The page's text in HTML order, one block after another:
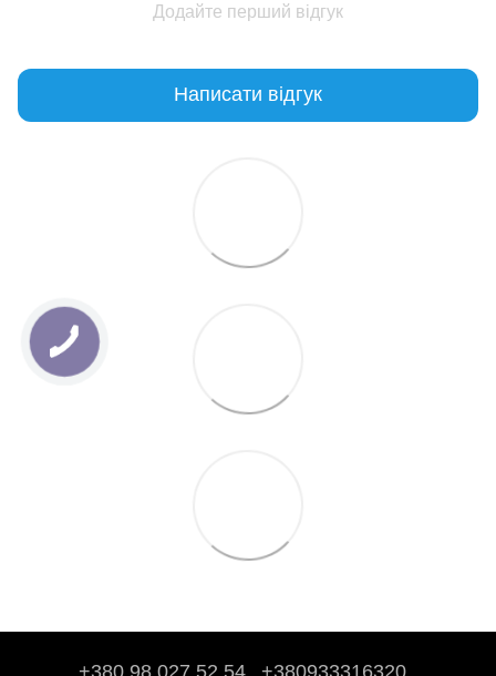
Додайте перший відгук
Написати відгук
+380 98 027 52 54 +380933316320